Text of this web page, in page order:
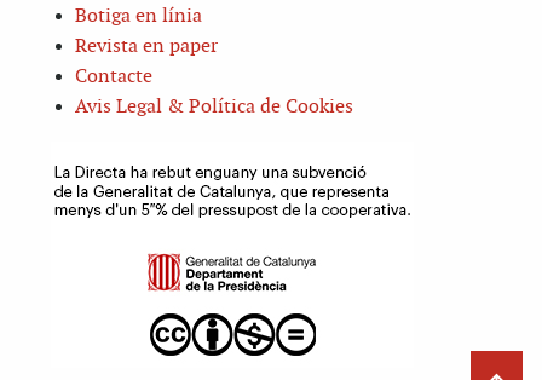
Botiga en línia
Revista en paper
Contacte
Avis Legal & Política de Cookies